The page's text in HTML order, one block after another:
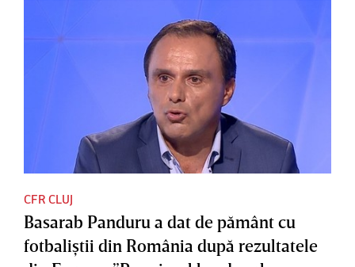
CFR CLUJ
Basarab Panduru a dat de pământ cu
fotbaliştii din România după rezultatele